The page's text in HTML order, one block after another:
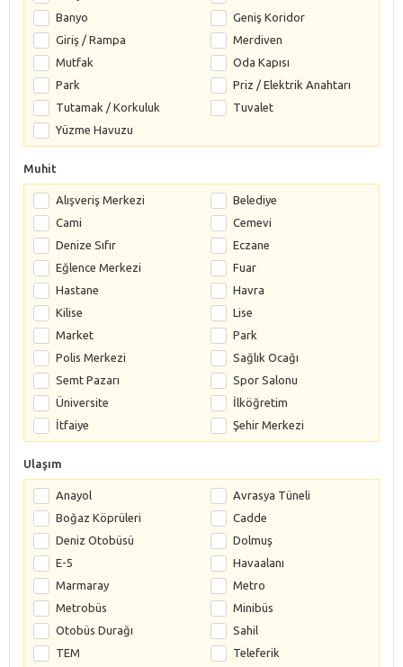
Banyo
Geniş Koridor
Giriş / Rampa
Merdiven
Mutfak
Oda Kapısı
Park
Priz / Elektrik Anahtarı
Tutamak / Korkuluk
Tuvalet
Yüzme Havuzu
Muhit
Alışveriş Merkezi
Belediye
Cami
Cemevi
Denize Sıfır
Eczane
Eğlence Merkezi
Fuar
Hastane
Havra
Kilise
Lise
Market
Park
Polis Merkezi
Sağlık Ocağı
Semt Pazarı
Spor Salonu
Üniversite
İlköğretim
İtfaiye
Şehir Merkezi
Ulaşım
Anayol
Avrasya Tüneli
Boğaz Köprüleri
Cadde
Deniz Otobüsü
Dolmuş
E-5
Havaalanı
Marmaray
Metro
Metrobüs
Minibüs
Otobüs Durağı
Sahil
TEM
Teleferik